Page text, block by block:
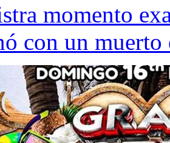
momento
con un muerto